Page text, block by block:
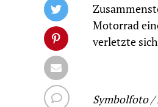
Motorrad
verletzte
Symbolfoto /